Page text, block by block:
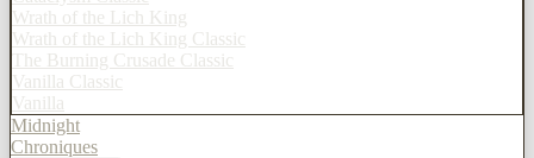
Wrath of the Lich King
Wrath of the Lich King Classic
The Burning Crusade Classic
Vanilla Classic
Vanilla
Midnight
Chroniques